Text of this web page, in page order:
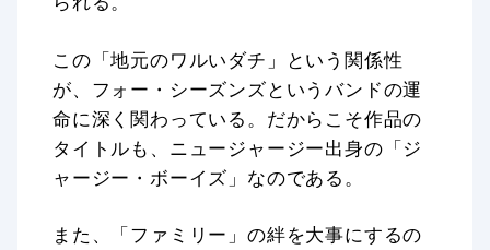
この「地元のワルいダチ」という関係性
が、フォー・シーズンズというバンドの運
命に深く関わっている。だからこそ作品の
タイトルも、ニュージャージー出身の「ジ
ャージー・ボーイズ」なのである。
また、「ファミリー」の絆を大事にするの